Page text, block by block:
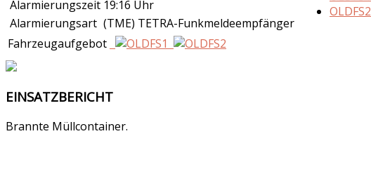
Alarmierungszeit 19:16 Uhr
Alarmierungsart (TME) TETRA-Funkmeldeempfänger
OLDFS2
Fahrzeugaufgebot
EINSATZBERICHT
Brannte Müllcontainer.